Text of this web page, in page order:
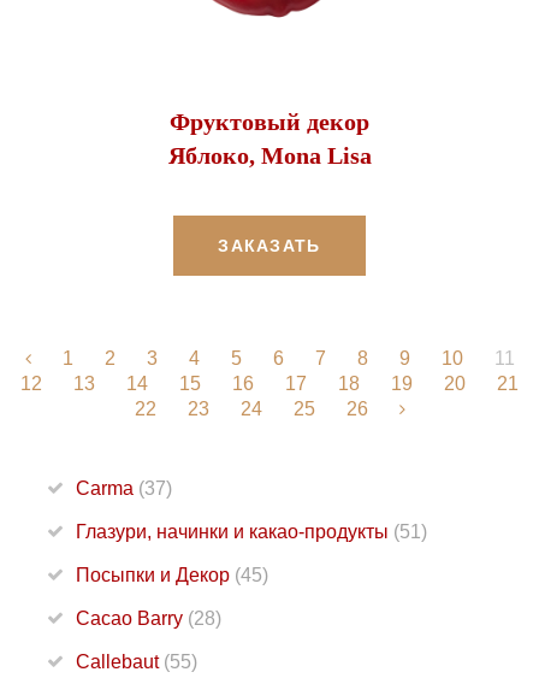
Фруктовый декор
Яблоко, Mona Lisa
ЗАКАЗАТЬ
1 2 3 4 5 6 7 8 9 10
11
12
13 14 15 16 17 18 19 20
21
22
23 24 25 26
Carma (37)
Глазури, начинки и какао-продукты (51)
Посыпки и Декор (45)
Cacao Barry (28)
Callebaut (55)